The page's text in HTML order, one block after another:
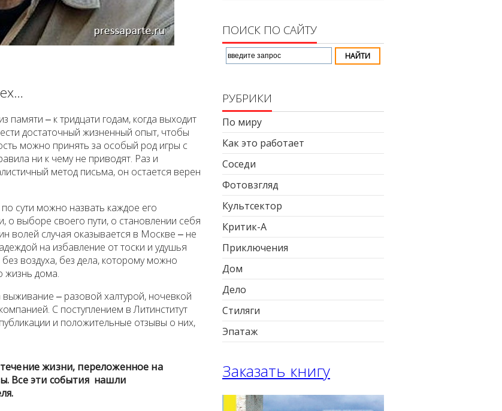
‒ к тридцати годам, когда выходит
достаточный жизненный опыт, чтобы
можно принять за особый род игры с
ни к чему не приводят. Раз и
метод письма, он остается верен
сути можно назвать каждое его
о выборе своего пути, о становлении себя
волей случая оказывается в Москве ‒ не
на избавление от тоски и удушья
воздуха, без дела, которому можно
жизнь дома.
‒ разовой халтурой, ночевкой
С поступлением в Литинститут
и положительные отзывы о них,
жизни, переложенное на
Все эти события нашли
ПОИСК ПО САЙТУ
РУБРИКИ
По миру
Как это работает
Соседи
Фотовзгляд
Культсектор
Критик-А
Приключения
Дом
Дело
Стиляги
Эпатаж
Заказать книгу